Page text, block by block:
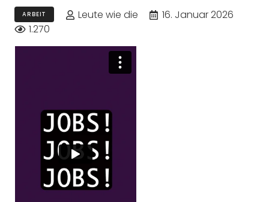
ARBEIT Leute wie die
16. Januar 2026
1.270